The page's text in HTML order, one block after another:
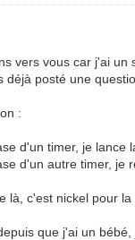
vers vous car j'ai un
déjà posté une
:
d'un timer, je lance
d'un autre timer, je
là, c'est nickel pour la
que j'ai un